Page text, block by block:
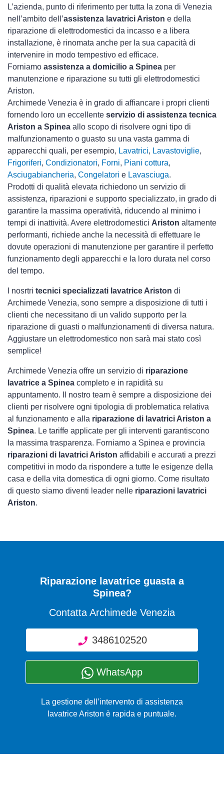
L’azienda, punto di riferimento per tutta la zona di Venezia
nell’ambito dell’assistenza lavatrici Ariston e della
riparazione di elettrodomestici da incasso e a libera
installazione, è rinomata anche per la sua capacità di
intervenire in modo tempestivo ed efficace.
Forniamo assistenza a domicilio a Spinea per
manutenzione e riparazione su tutti gli elettrodomestici
Ariston.
Archimede Venezia è in grado di affiancare i propri clienti
fornendo loro un eccellente servizio di assistenza tecnica
Ariston a Spinea allo scopo di risolvere ogni tipo di
malfunzionamento o guasto su una vasta gamma di
apparecchi quali, per esempio, Lavatrici, Lavastoviglie,
Frigoriferi, Condizionatori, Forni, Piani cottura,
Asciugabiancheria, Congelatori e Lavasciuga.
Prodotti di qualità elevata richiedono un servizio di
assistenza, riparazioni e supporto specializzato, in grado di
garantire la massima operatività, riducendo al minimo i
tempi di inattività. Avere elettrodomestici Ariston altamente
performanti, richiede anche la necessità di effettuare le
dovute operazioni di manutenzione per garantire il perfetto
funzionamento degli apparecchi e la loro durata nel corso
del tempo.
I nosrtri tecnici specializzati lavatrice Ariston di
Archimede Venezia, sono sempre a disposizione di tutti i
clienti che necessitano di un valido supporto per la
riparazione di guasti o malfunzionamenti di diversa natura.
Aggiustare un elettrodomestico non sarà mai stato così
semplice!
Archimede Venezia offre un servizio di riparazione
lavatrice a Spinea completo e in rapidità su
appuntamento. Il nostro team è sempre a disposizione dei
clienti per risolvere ogni tipologia di problematica relativa
al funzionamento e alla riparazione di lavatrici Ariston a
Spinea. Le tariffe applicate per gli interventi garantiscono
la massima trasparenza. Forniamo a Spinea e provincia
riparazioni di lavatrici Ariston affidabili e accurati a prezzi
competitivi in modo da rispondere a tutte le esigenze della
casa e della vita domestica di ogni giorno. Come risultato
di questo siamo diventi leader nelle riparazioni lavatrici
Ariston.
Riparazione lavatrice guasta a
Spinea?
Contatta Archimede Venezia
3486102520
WhatsApp
La gestione dell’intervento di assistenza
lavatrice Ariston è rapida e puntuale.